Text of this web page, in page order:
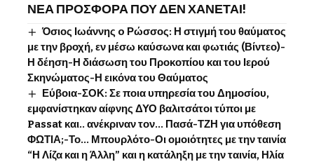
ΝΕΑ ΠΡΟΣΦΟΡΑ ΠΟΥ ΔΕΝ ΧΑΝΕΤΑΙ!
Όσιος Ιωάννης o Ρώσσος: Η στιγμή του θαύματος
με την βροχή, εν μέσω καύσωνα και φωτιάς (Βίντεο)-
Η δέηση-Η διάσωση του Προκοπίου και του Ιερού
Σκηνώματος-Η εικόνα του Θαύματος
Εύβοια-ΣΟΚ: Σε ποια υπηρεσία του Δημοσίου,
εμφανίστηκαν αίφνης ΔΥΟ βαλιτσάτοι τύποι με
Passat και.. ανέκριναν τον… Πασά-ΤΖΗ για υπόθεση
ΦΩΤΙΑ;-Το… Μπουρλότο-Οι ομοιότητες με την ταινία
“Η Λίζα και η Άλλη” και η κατάληξη με την ταινία, Ηλία